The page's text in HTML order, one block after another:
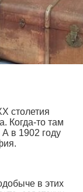
столетия
Когда-то там
в 1902 году
в этих